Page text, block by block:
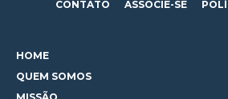
CONTATO ASSOCIE-SE
HOME
QUEM SOMOS